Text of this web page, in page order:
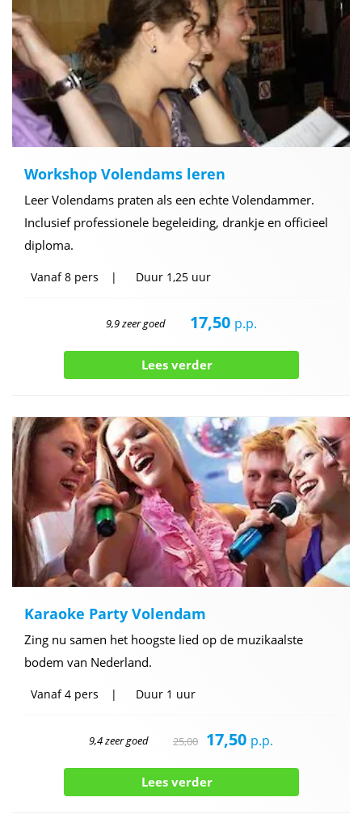
Workshop Volendams leren
Leer Volendams praten als een echte Volendammer.
Inclusief professionele begeleiding, drankje en officieel
diploma.
Vanaf8 pers Duur 1,25 uur
9,9 zeer goed 17,50 p.p.
Lees verder
Karaoke Party Volendam
Zing nu samen het hoogste lied op de muzikaalste
bodem van Nederland.
Vanaf4 pers Duur 1 uur
9,4 zeer goed 25,00 17,50 p.p.
Lees verder